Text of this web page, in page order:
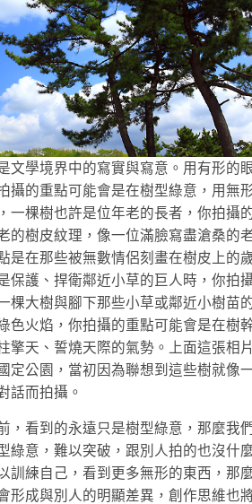
文學境界中的寫實與寫意。用有形的
攝的重點可能會是在樹型綠意，用無
一棵樹也許是位年老的長者，你拍攝
的樹皮紋理，像一位滿臉寫盡滄桑的
是在那些被無數情侶刻畫在樹皮上的
保護、捍衛鄰近小草的巨人時，你拍
棵大樹與腳下那些小草或鄰近小樹苗
色火焰，你拍攝的重點可能會是在樹
擎天、誓燒天際的氣勢。上面這張相
定公園，當初因為聯想到這些樹就像
話而拍攝。
，看到的永遠只是樹型綠意，那麼我
綠意，難以突破，跟別人拍的也沒什
訓練自己，看到更多無形的東西，那
形成與別人的明顯差異，創作思維也